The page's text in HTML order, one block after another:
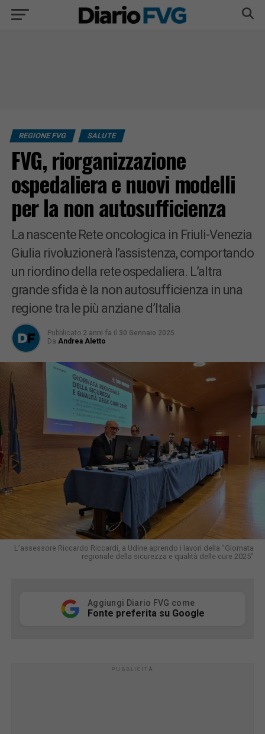
REGIONE FVG SALUTE
FVG, riorganizzazione
ospedaliera e nuovi modelli
per la non autosufficienza
La nascente Rete oncologica in Friuli-Venezia
Giulia rivoluzionerà l’assistenza, comportando
un riordino della rete ospedaliera. L’altra
grande sfida è la non autosufficienza in una
regione tra le più anziane d’Italia
Pubblicato 2 anni fa il 30 Gennaio 2025
Da Andrea Aletto
L’assessore Riccardo Riccardi, a Udine aprendo i lavori della "Giornata
regionale della sicurezza e qualità delle cure 2025"
Aggiungi Diario FVG come
Fonte preferita su Google